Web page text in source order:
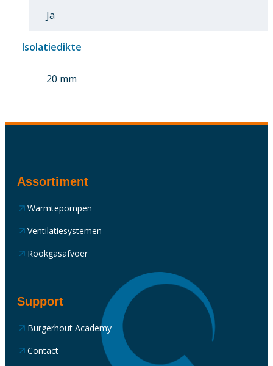
Ja
Isolatiedikte
20 mm
Assortiment
Warmtepompen
Ventilatiesystemen
Rookgasafvoer
Support
Burgerhout Academy
Contact